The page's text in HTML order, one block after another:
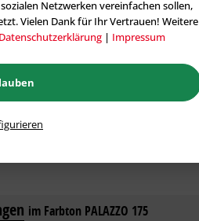
126,13 €
237,64 €
12,50 Liter:
im Farbton PALAZZO 175
Netzwerken vereinfachen sollen,
Vielen Dank für Ihr Vertrauen! Weitere
Datenschutzerklärung | Impressum